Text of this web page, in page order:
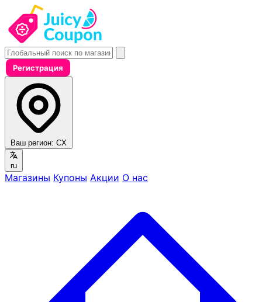
Регистрация
Ваш регион: CX
ru
Магазины Купоны Акции О нас